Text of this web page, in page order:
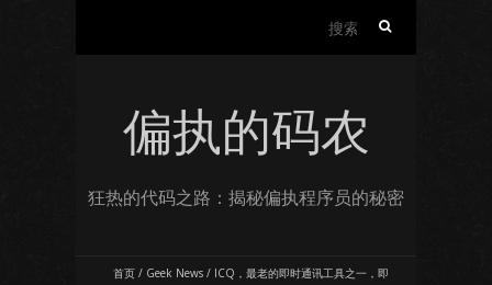
偏执的码农
狂热的代码之路：揭秘偏执程序员的秘密
首页 / Geek News / ICQ，最老的即时通讯工具之一，即